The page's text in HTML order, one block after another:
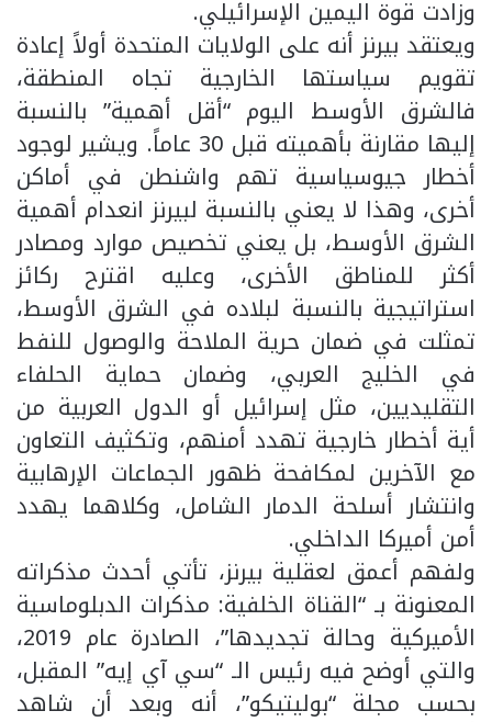
وزادت قوة اليمين الإسرائيلي.
ويعتقد بيرنز أنه على الولايات المتحدة أولاً إعادة
تقويم سياستها الخارجية تجاه المنطقة،
فالشرق الأوسط اليوم “أقل أهمية” بالنسبة
إليها مقارنة بأهميته قبل 30 عاماً. ويشير لوجود
أخطار جيوسياسية تهم واشنطن في أماكن
أخرى، وهذا لا يعني بالنسبة لبيرنز انعدام أهمية
الشرق الأوسط، بل يعني تخصيص موارد ومصادر
أكثر للمناطق الأخرى، وعليه اقترح ركائز
استراتيجية بالنسبة لبلاده في الشرق الأوسط،
تمثلت في ضمان حرية الملاحة والوصول للنفط
في الخليج العربي، وضمان حماية الحلفاء
التقليديين، مثل إسرائيل أو الدول العربية من
أية أخطار خارجية تهدد أمنهم، وتكثيف التعاون
مع الآخرين لمكافحة ظهور الجماعات الإرهابية
وانتشار أسلحة الدمار الشامل، وكلاهما يهدد
أمن أميركا الداخلي.
ولفهم أعمق لعقلية بيرنز، تأتي أحدث مذكراته
المعنونة بـ “القناة الخلفية: مذكرات الدبلوماسية
الأميركية وحالة تجديدها”، الصادرة عام 2019،
والتي أوضح فيه رئيس الـ “سي آي إيه” المقبل،
بحسب مجلة “بوليتيكو”، أنه وبعد أن شاهد